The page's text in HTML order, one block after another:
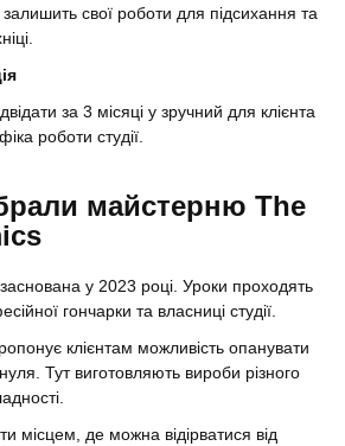
залишить свої роботи для підсихання та
за 3 місяці у зручний для клієнта
роботи студії.
майстерню The
у 2023 році. Уроки проходять
гончарки та власниці студії.
клієнтам можливість опанувати
Тут виготовляють вироби різного
місцем, де можна відірватися від